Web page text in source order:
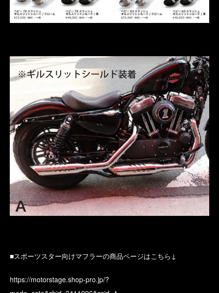
■スポーツスター向けマフラーの商品ページはこちら↓
https://motorstage.shop-pro.jp/?